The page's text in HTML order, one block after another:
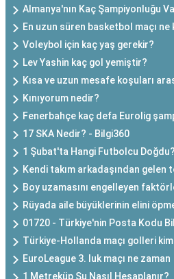
Almanya'nın Kaç Şampiyonluğu
En uzun süren basketbol maçı
Voleybol için kaç yaş gerekir?
Lev Yashin kaç gol yemiştir?
Kısa ve uzun mesafe koşuları
Kınıyorum nedir?
Fenerbahçe kaç defa Eurolig
17 SKA Nedir? - Bilgi360
1 Şubat'ta Hangi Futbolcu
Kendi takım arkadaşından gelen
Boy uzamasını engelleyen
Rüyada aile büyüklerinin elini
01720 - Türkiye'nin Posta Kodu
Türkiye-Hollanda maçı golleri kim
EuroLeague 3. luk maçı ne zaman
1 Metreküp Su Nasıl Hesaplanır?